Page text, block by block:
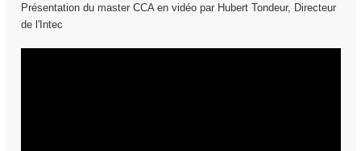
Présentation du master CCA en vidéo par Hubert Tondeur, Directeur
de l'Intec